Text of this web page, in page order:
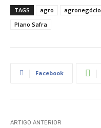
TAGS agro agronegócio.
Plano Safra
Facebook
ARTIGO ANTERIOR